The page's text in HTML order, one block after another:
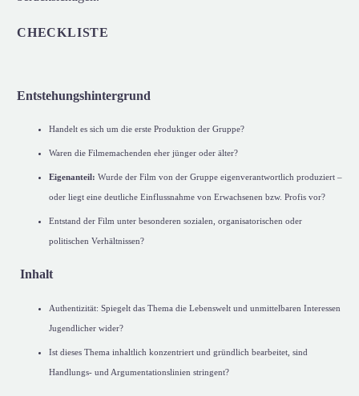
CHECKLISTE
Entstehungshintergrund
Handelt es sich um die erste Produktion der Gruppe?
Waren die Filmemachenden eher jünger oder älter?
Eigenanteil: Wurde der Film von der Gruppe eigenverantwortlich produziert –
oder liegt eine deutliche Einflussnahme von Erwachsenen bzw. Profis vor?
Entstand der Film unter besonderen sozialen, organisatorischen oder
politischen Verhältnissen?
Inhalt
Authentizität: Spiegelt das Thema die Lebenswelt und unmittelbaren Interessen
Jugendlicher wider?
Ist dieses Thema inhaltlich konzentriert und gründlich bearbeitet, sind
Handlungs- und Argumentationslinien stringent?